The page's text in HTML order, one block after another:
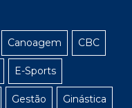
Canoagem CBC
E-Sports
Gestão Ginástica